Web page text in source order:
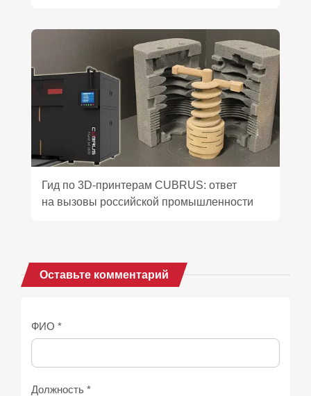
Гид по 3D‑принтерам CUBRUS: ответ
на вызовы российской промышленности
Оставьте комментарий
ФИО *
Должность *